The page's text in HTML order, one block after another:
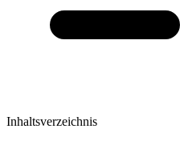
Inhaltsverzeichnis